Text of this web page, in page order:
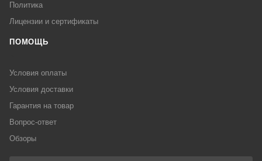
Политика
Лицензии и сертификаты
ПОМОЩЬ
Условия оплаты
Условия доставки
Гарантия на товар
Вопрос-ответ
Обзоры